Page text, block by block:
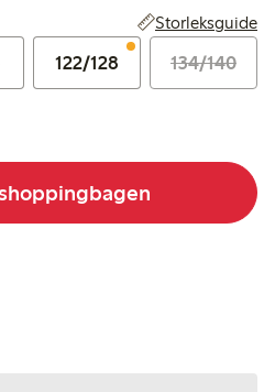
Storleksguide
122/128 134/140